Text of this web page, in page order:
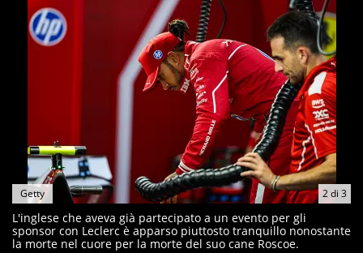
2di 3
Getty
L'inglese che aveva già partecipato a un evento per gli
sponsor con Leclerc è apparso piuttosto tranquillo nonostante
la morte nel cuore per la morte del suo cane Roscoe.